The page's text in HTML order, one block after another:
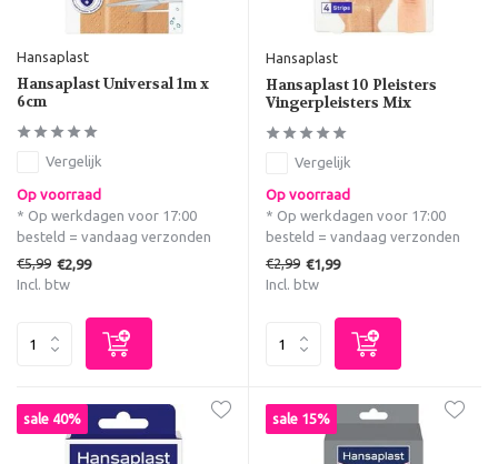
Hansaplast
Hansaplast Universal 1m x
6cm
Vergelijk
Op voorraad
* Op werkdagen voor 17:00
besteld = vandaag verzonden
€5,99 €2,99
Incl. btw
Hansaplast
Hansaplast 10 Pleisters
Vingerpleisters Mix
Vergelijk
Op voorraad
* Op werkdagen voor 17:00
besteld = vandaag verzonden
€2,99 €1,99
Incl. btw
sale 40% sale 15%